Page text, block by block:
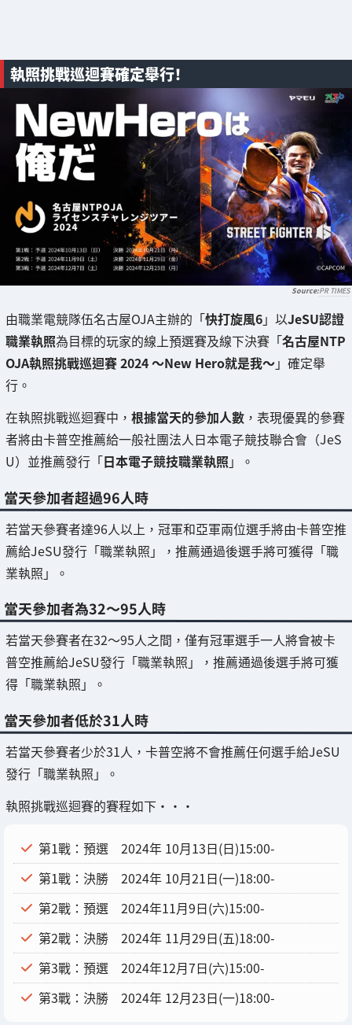
執照挑戰巡迴賽確定舉行！
PR TIMES
由職業電競隊伍名古屋OJA主辦的「快打旋風6」以JeSU認證
職業執照為目標的玩家的線上預選賽及線下決賽「名古屋NTP
OJA執照挑戰巡迴賽 2024 〜New Hero就是我〜」確定舉
行。
在執照挑戰巡迴賽中， 根據當天的參加人數 ，表現優異的參賽
者將由卡普空推薦給一般社團法人日本電子競技聯合會（JeS
U）並推薦發行「日本電子競技職業執照 」。
當天參加者超過96人時
若當天參賽者達96人以上，冠軍和亞軍兩位選手將由卡普空推
薦給JeSU發行「職業執照」，推薦通過後選手將可獲得「職
業執照」。
當天參加者為32～95人時
若當天參賽者在32～95人之間，僅有冠軍選手一人將會被卡
普空推薦給JeSU發行「職業執照」，推薦通過後選手將可獲
得「職業執照」。
當天參加者低於31人時
若當天參賽者少於31人，卡普空將不會推薦任何選手給JeSU
發行「職業執照」。
執照挑戰巡迴賽的賽程如下・・・
第1戰：預選 2024年 10月13日(日)15:00-
第1戰：決勝 2024年 10月21日(一)18:00-
第2戰：預選 2024年11月9日(六)15:00-
第2戰：決勝 2024年 11月29日(五)18:00-
第3戰：預選 2024年12月7日(六)15:00-
第3戰：決勝 2024年 12月23日(一)18:00-